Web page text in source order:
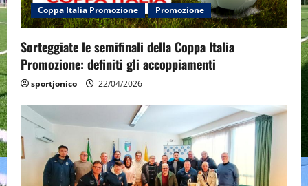
Coppa Italia Promozione Promozione
Sorteggiate le semifinali della Coppa Italia
Promozione: definiti gli accoppiamenti
sportjonico 22/04/2026